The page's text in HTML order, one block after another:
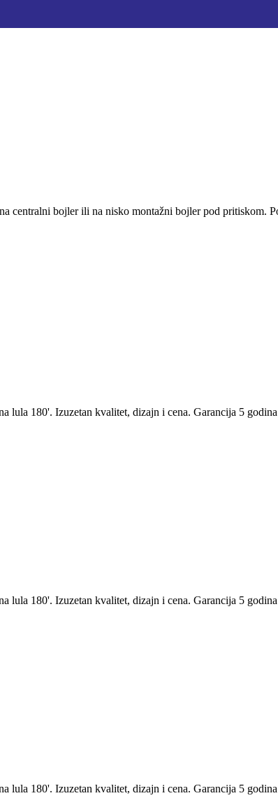
centralni bojler ili na nisko montažni bojler pod pritiskom.
lula 180'. Izuzetan kvalitet, dizajn i cena. Garancija 5
lula 180'. Izuzetan kvalitet, dizajn i cena. Garancija 5
lula 180'. Izuzetan kvalitet, dizajn i cena. Garancija 5